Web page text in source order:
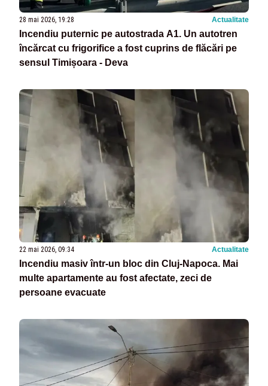
28 mai 2026, 19:28 Actualitate
Incendiu puternic pe autostrada A1. Un autotren
încărcat cu frigorifice a fost cuprins de flăcări pe
sensul Timișoara - Deva
22 mai 2026, 09:34 Actualitate
Incendiu masiv într-un bloc din Cluj-Napoca. Mai
multe apartamente au fost afectate, zeci de
persoane evacuate